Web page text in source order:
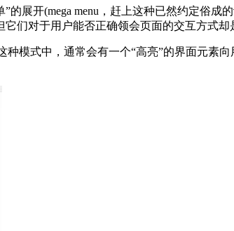
的展开(mega menu，赶上这种已然约定俗
们对于用户能否正确领会页面的交互方式却
种模式中，通常会有一个“高亮”的界面元